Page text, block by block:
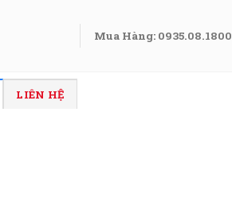
Mua Hàng: 0935.08.1800
LIÊN HỆ